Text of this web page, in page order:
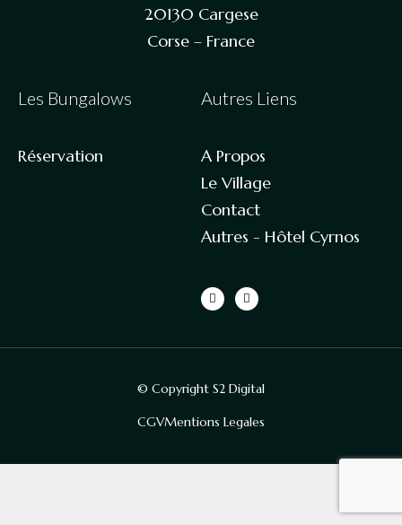
20130 Cargese
Corse – France
Les Bungalows
Réservation
Autres Liens​
A Propos
Le Village
Contact​
Autres - Hôtel Cyrnos​
© Copyright S2 Digital
CGVMentions Legales